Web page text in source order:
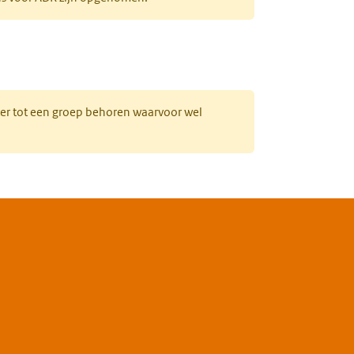
tot een groep behoren waarvoor wel